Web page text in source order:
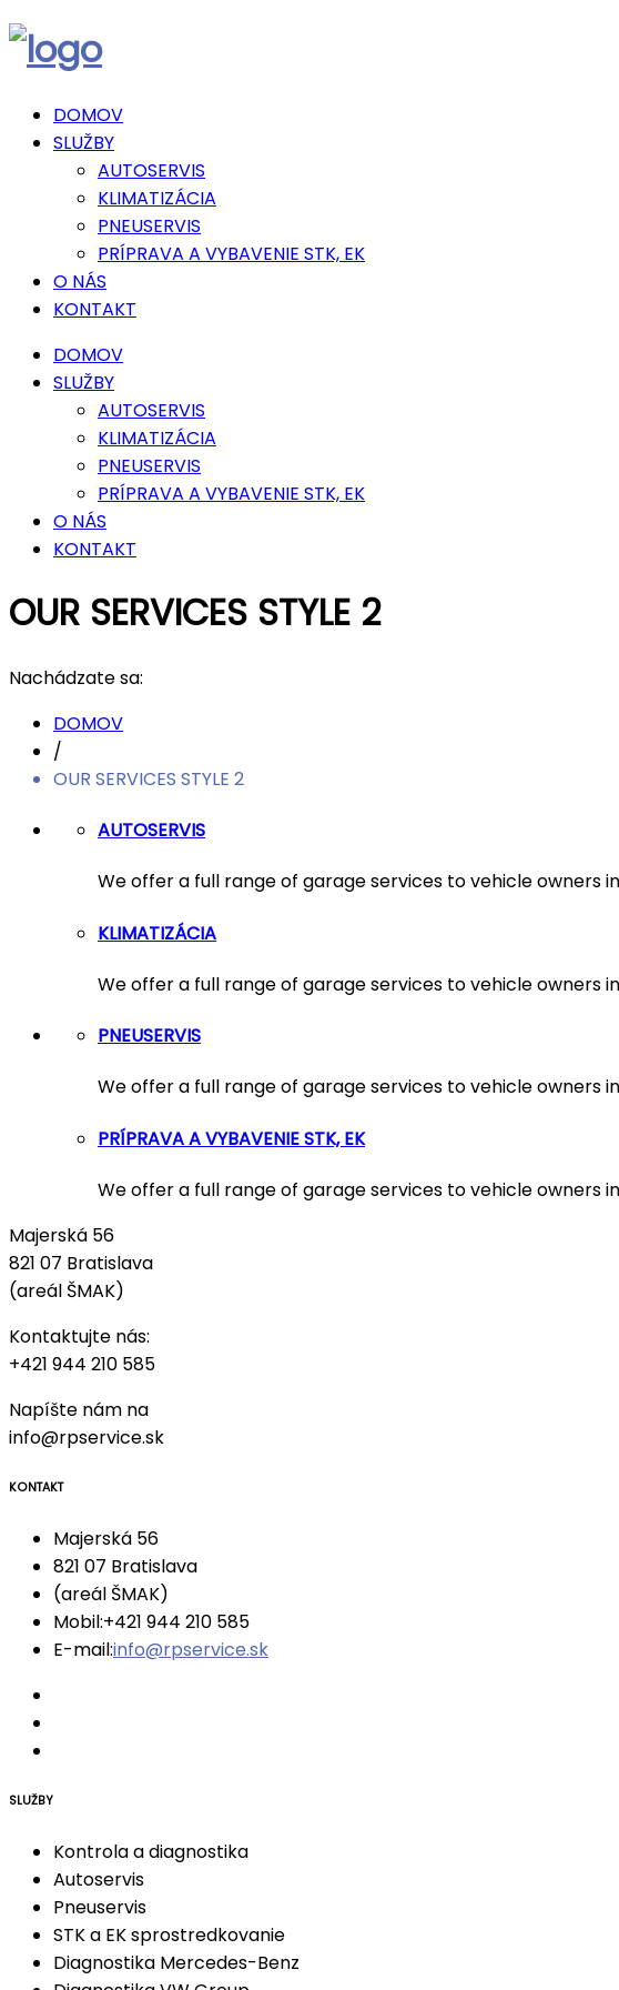
DOMOV
SLUŽBY
AUTOSERVIS
KLIMATIZÁCIA
PNEUSERVIS
PRÍPRAVA A VYBAVENIE STK, EK
O NÁS
KONTAKT
DOMOV
SLUŽBY
AUTOSERVIS
KLIMATIZÁCIA
PNEUSERVIS
PRÍPRAVA A VYBAVENIE STK, EK
O NÁS
KONTAKT
OUR SERVICES STYLE 2
Nachádzate sa:
DOMOV
/
OUR SERVICES STYLE 2
AUTOSERVIS
We offer a full range of garage services to vehicle owners
KLIMATIZÁCIA
We offer a full range of garage services to vehicle owners
PNEUSERVIS
We offer a full range of garage services to vehicle owners
PRÍPRAVA A VYBAVENIE STK, EK
We offer a full range of garage services to vehicle owners
Majerská 56
821 07 Bratislava
(areál ŠMAK)
Kontaktujte nás:
+421 944 210 585
Napíšte nám na
info@rpservice.sk
KONTAKT
Majerská 56
821 07 Bratislava
(areál ŠMAK)
Mobil:+421 944 210 585
E-mail:info@rpservice.sk
SLUŽBY
Kontrola a diagnostika
Autoservis
Pneuservis
STK a EK sprostredkovanie
Diagnostika Mercedes-Benz